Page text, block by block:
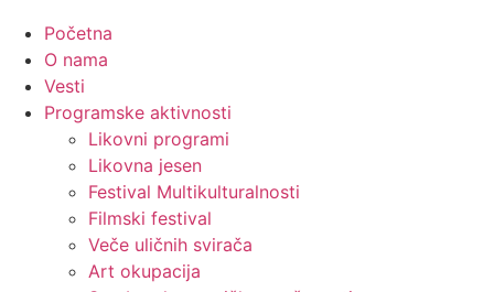
Početna
O nama
Vesti
Programske aktivnosti
Likovni programi
Likovna jesen
Festival Multikulturalnosti
Filmski festival
Veče uličnih svirača
Art okupacija